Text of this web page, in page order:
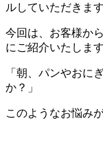
ルしていただきます
今回は、お客様か
にご紹介いたします
「朝、パンやおに
か？⁣」
このようなお悩み